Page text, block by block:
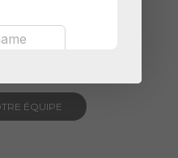
! fais nous
ÉQUIPE